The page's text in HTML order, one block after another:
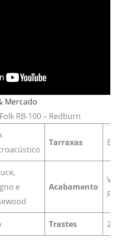
Mercado
RB-100 – Redburn
Tarraxas
e
Acabamento
Trastes 20